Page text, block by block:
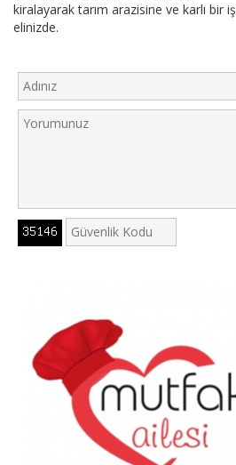
kiralayarak tarım arazisine ve karlı bir
elinizde.